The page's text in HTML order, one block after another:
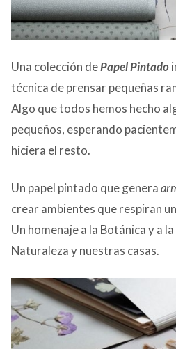
Una colección dePapel Pintado
técnica de prensar pequeñas
Algo que todos hemos hecho
pequeños, esperando
hiciera el resto.
Un papel pintado que genera
crear ambientes que respiran
Un homenaje a la Botánica y a
Naturaleza y nuestras casas.